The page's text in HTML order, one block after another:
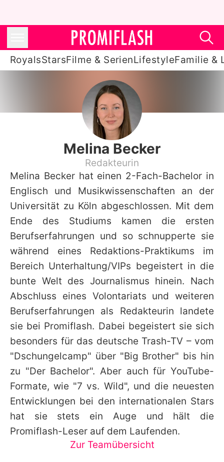
RoyalsStarsFilme & SerienLifestyleFamilie &
Royals
Stars
Filme & Serien
Lifestyle
Familie & Liebe
Alle Themen auf Promiflash
Jobs
App runterladen
Team
Redaktionelle Richtlinien
Impressum
Datenschutzerklärung
Nutzungsbedingungen
Utiq verwalten
Melina Becker
Redakteurin
Melina Becker hat einen 2-Fach-Bachelor in
Englisch und Musikwissenschaften an der
Universität zu Köln abgeschlossen. Mit dem
Ende des Studiums kamen die ersten
Berufserfahrungen und so schnupperte sie
während eines Redaktions-Praktikums im
Bereich Unterhaltung/VIPs begeistert in die
bunte Welt des Journalismus hinein. Nach
Abschluss eines Volontariats und weiteren
Berufserfahrungen als Redakteurin landete
sie bei Promiflash. Dabei begeistert sie sich
besonders für das deutsche Trash-TV – vom
"Dschungelcamp" über "Big Brother" bis hin
zu "Der Bachelor". Aber auch für YouTube-
Formate, wie "7 vs. Wild", und die neuesten
Entwicklungen bei den internationalen Stars
hat sie stets ein Auge und hält die
Promiflash-Leser auf dem Laufenden.
Zur Teamübersicht